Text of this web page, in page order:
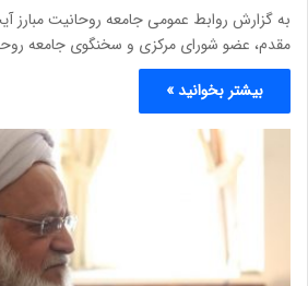
به گزارش روابط عمومی جامعه روحانیت مبارز
مقدم، عضو شورای مرکزی و سخنگوی جامعه
بیشتر بخوانید »